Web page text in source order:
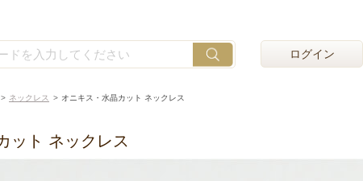
ログイン
ネックレス オニキス・水晶カット ネックレス
ット ネックレス